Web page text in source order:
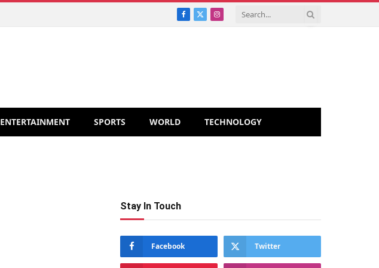
Facebook
X
Instagram
ENTERTAINMENT SPORTS WORLD TECHNOLOGY
Stay In Touch
Facebook Twitter